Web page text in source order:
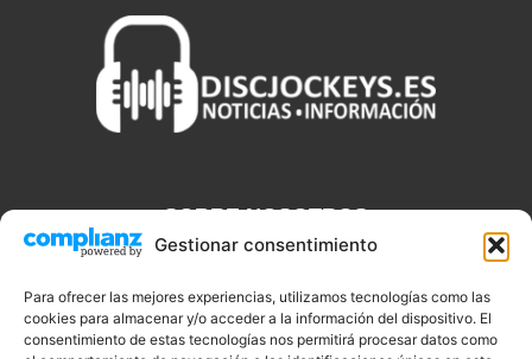
Gestionar consentimiento
Para ofrecer las mejores experiencias, utilizamos tecnologías como las
cookies para almacenar y/o acceder a la información del dispositivo. El
consentimiento de estas tecnologías nos permitirá procesar datos como
SOBRE NOSOTROS
que necesitas saber sobre noticias, novedades, tecnologías y
aplicaciones que te ayudaran a ser un mejor Djs.